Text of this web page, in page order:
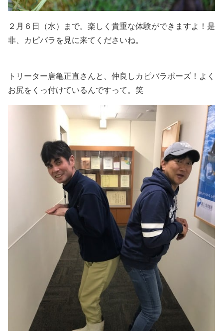
２月６日（水）まで。楽しく貴重な体験ができますよ！是
非、カピバラを見に来てくださいね。
トリーター唐亀正直さんと、仲良しカピバラポーズ！よく
お尻をくっ付けているんですって。笑